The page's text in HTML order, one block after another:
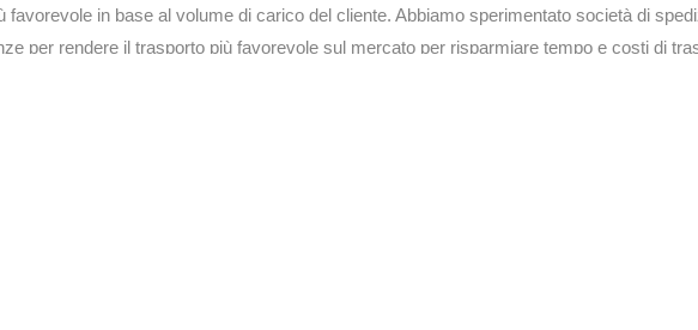
favorevole in base al volume di carico del cliente. Abbiamo sperimentato società di
per rendere il trasporto più favorevole sul mercato per risparmiare tempo e costi di